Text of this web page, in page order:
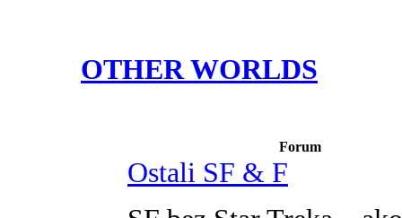
OTHER WORLDS
Forum
Ostali SF & F